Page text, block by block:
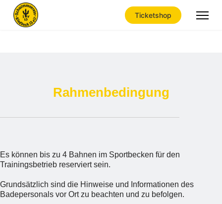
Ticketshop
Freibad Gladbeck
Rahmenbedingung
Es können bis zu 4 Bahnen im Sportbecken für den
Trainingsbetrieb reserviert sein.
Grundsätzlich sind die Hinweise und Informationen des
Badepersonals vor Ort zu beachten und zu befolgen.